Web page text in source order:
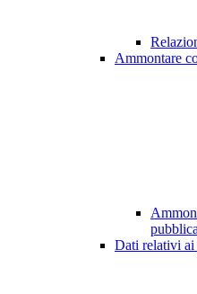
Ammontare
Dati relativi ai